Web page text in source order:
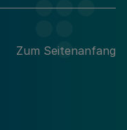
Zum Seitenanfang